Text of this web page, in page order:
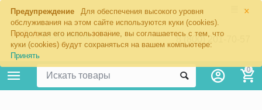
×
Предупреждение
Для обеспечения высокого уровня
обслуживания на этом сайте используются куки (cookies).
Продолжая его использование, вы соглашаетесь с тем, что
куки (cookies) будут сохраняться на вашем компьютере:
Принять
8 (800) 201-70-57
0